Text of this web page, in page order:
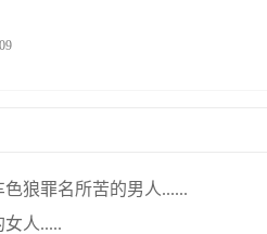
狼罪名所苦的男人......
人.....